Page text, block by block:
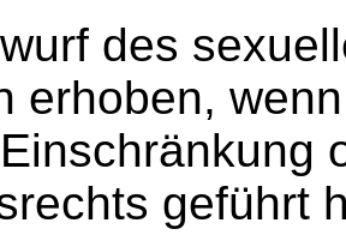
des
erhoben,
geführt